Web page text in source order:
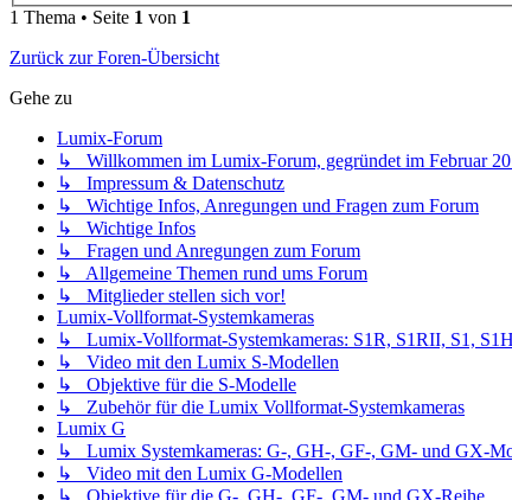
1 Thema • Seite 1 von 1
Zurück zur Foren-Übersicht
Gehe zu
Lumix-Forum
↳ Willkommen im Lumix-Forum, gegründet im Februar
↳ Impressum & Datenschutz
↳ Wichtige Infos, Anregungen und Fragen zum Forum
↳ Wichtige Infos
↳ Fragen und Anregungen zum Forum
↳ Allgemeine Themen rund ums Forum
↳ Mitglieder stellen sich vor!
Lumix-Vollformat-Systemkameras
↳ Lumix-Vollformat-Systemkameras: S1R, S1RII, S1,
↳ Video mit den Lumix S-Modellen
↳ Objektive für die S-Modelle
↳ Zubehör für die Lumix Vollformat-Systemkameras
Lumix G
↳ Lumix Systemkameras: G-, GH-, GF-, GM- und GX-
↳ Video mit den Lumix G-Modellen